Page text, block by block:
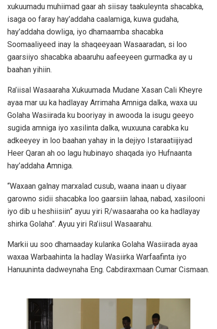
xukuumadu muhiimad gaar ah siisay taakuleynta shacabka,
isaga oo faray hay’addaha caalamiga, kuwa gudaha,
hay’addaha dowliga, iyo dhamaamba shacabka
Soomaaliyeed inay la shaqeeyaan Wasaaradan, si loo
gaarsiiyo shacabka abaaruhu aafeeyeen gurmadka ay u
baahan yihiin.
Ra’iisal Wasaaraha Xukuumada Mudane Xasan Cali Kheyre
ayaa mar uu ka hadlayay Arrimaha Amniga dalka, waxa uu
Golaha Wasiirada ku booriyay in awooda la isugu geeyo
sugida amniga iyo xasilinta dalka, wuxuuna carabka ku
adkeeyey in loo baahan yahay in la dejiyo Istaraatiijiyad
Heer Qaran ah oo lagu hubinayo shaqada iyo Hufnaanta
hay’addaha Amniga.
“Waxaan galnay marxalad cusub, waana inaan u diyaar
garowno sidii shacabka loo gaarsiin lahaa, nabad, xasilooni
iyo dib u heshiisiin” ayuu yiri R/wasaaraha oo ka hadlayay
shirka Golaha”. Ayuu yiri Ra’iisul Wasaarahu.
Markii uu soo dhamaaday kulanka Golaha Wasiirada ayaa
waxaa Warbaahinta la hadlay Wasiirka Warfaafinta iyo
Hanuuninta dadweynaha Eng. Cabdiraxmaan Cumar Cismaan.